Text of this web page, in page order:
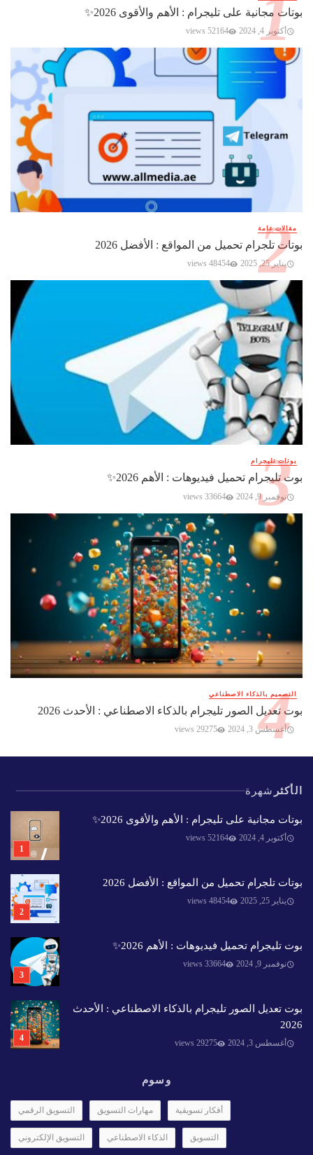
بوتات مجانية على تليجرام : الأهم والأقوى 2026✨️
أكتوبر 4, 2024 52164 views
مقالات عامة
بوتات تلجرام تحميل من المواقع : الأفضل 2026
يناير 25, 2025 48454 views
بوتات تليجرام
بوت تليجرام تحميل فيديوهات : الأهم 2026✨️
نوفمبر 9, 2024 33664 views
التصميم بالذكاء الاصطناعي
بوت تعديل الصور تليجرام بالذكاء الاصطناعي : الأحدث 2026
أغسطس 3, 2024 29275 views
الأكثر شهرة
بوتات مجانية على تليجرام : الأهم والأقوى 2026✨️
أكتوبر 4, 2024 52164 views
بوتات تلجرام تحميل من المواقع : الأفضل 2026
يناير 25, 2025 48454 views
بوت تليجرام تحميل فيديوهات : الأهم 2026✨️
نوفمبر 9, 2024 33664 views
بوت تعديل الصور تليجرام بالذكاء الاصطناعي : الأحدث
2026
أغسطس 3, 2024 29275 views
وسوم
التسويق الرقمي مهارات التسويق أفكار تسويقية
التسويق الإلكتروني الذكاء الاصطناعي التسويق